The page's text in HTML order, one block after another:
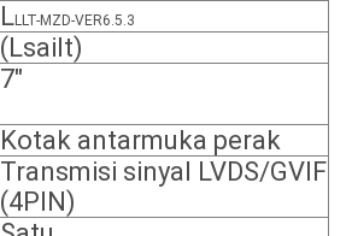
LLLT-MZD-VER6.5.3
(Lsailt)
7"
Kotak antarmuka perak
Transmisi sinyal LVDS/GVIF
(4PIN)